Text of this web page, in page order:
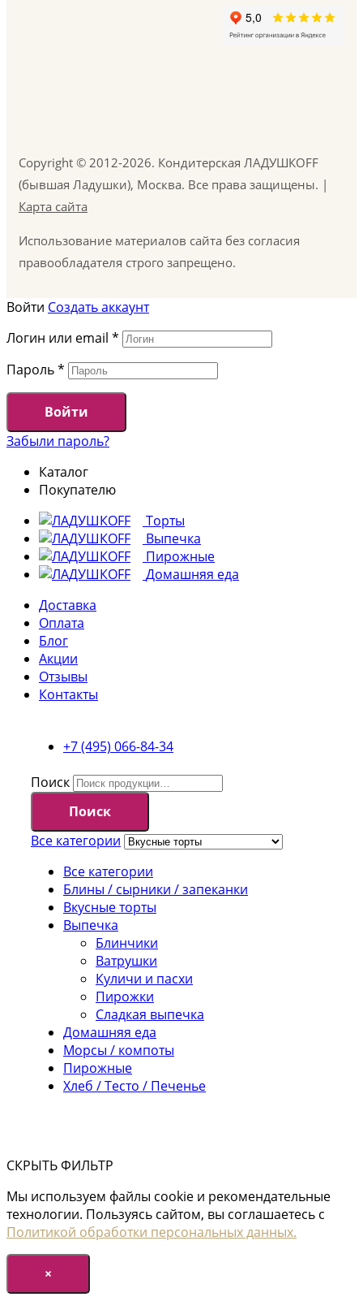
Copyright © 2012-2026. Кондитерская ЛАДУШКOFF
(бывшая Ладушки), Москва. Все права защищены. |
Карта сайта
Использование материалов сайта без согласия
правообладателя строго запрещено.
Войти Создать аккаунт
Логин или email *
Пароль*
Войти
Забыли пароль?
Каталог
Покупателю
Торты
Выпечка
Пирожные
Домашняя еда
Доставка
Оплата
Блог
Акции
Отзывы
Контакты
+7 (495) 066-84-34
Поиск
Поиск
Все категории
Все категории
Блины / сырники / запеканки
Вкусные торты
Выпечка
Блинчики
Ватрушки
Куличи и пасхи
Пирожки
Сладкая выпечка
Домашняя еда
Морсы / компоты
Пирожные
Хлеб / Тесто / Печенье
СКРЫТЬ ФИЛЬТР
Мы используем файлы cookie и рекомендательные
технологии. Пользуясь сайтом, вы соглашаетесь с
Политикой обработки персональных данных.
×